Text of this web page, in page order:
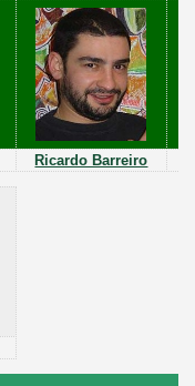
Ricardo Barreiro